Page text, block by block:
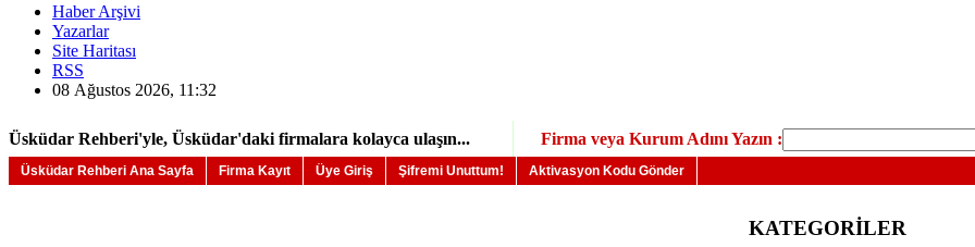
Haber Arşivi
Yazarlar
Site Haritası
RSS
08 Ağustos 2026, 11:32
Üsküdar Rehberi'yle, Üsküdar'daki firmalara kolayca ulaşın... Firma veya Kurum Adını Yazın :
Üsküdar Rehberi Ana Sayfa Firma Kayıt Üye Giriş Şifremi Unuttum! Aktivasyon Kodu Gönder
KATEGORİLER